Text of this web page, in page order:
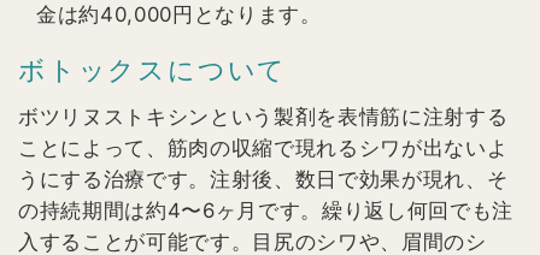
金は約40,000円となります。
ボトックスについて
ボツリヌストキシンという製剤を表情筋に注射する
ことによって、筋肉の収縮で現れるシワが出ないよ
うにする治療です。注射後、数日で効果が現れ、そ
の持続期間は約4〜6ヶ月です。繰り返し何回でも注
入することが可能です。目尻のシワや、眉間のシ